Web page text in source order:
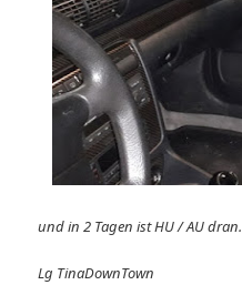
und in 2 Tagen ist HU / AU dran.
Lg TinaDownTown